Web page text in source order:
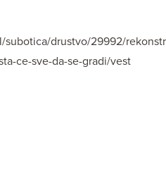
drustvo/29992/
ce-sve-da-se-gradi/vest